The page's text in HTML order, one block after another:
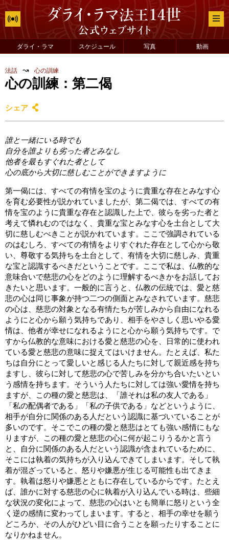
ダライ・ラマ スケジュール 写真 動画
法話 ↝ 心の訓練
心の訓練：第二偈
シェア
誰と一緒にいる時でも
自分を誰よりも劣った者とみなし
他者を最もすぐれた者として
心の底から大切に慈しむことができますように
第一偈には、すべての有情を宝のように貴重な存在とみなす心
を育む必要性が説かれていましたが、第二偈では、すべての有
情を宝のように貴重な存在と認識した上で、彼らを劣った者と
考えて憐れむのではなく、貴重な宝とみなす心を土台として大
切に慈しむべきことが説かれています。ここで強調されている
のはむしろ、すべての有情をよりすぐれた存在として心から敬
い、尊敬する気持ちを土台として、有情を大切に慈しみ、貴重
な宝と認識するべきだということです。ここで私は、仏教的な
意味合いで慈悲の心をどのように理解するべきかをお話してお
きたいと思います。一般的に言うと、仏教の伝統では、愛と慈
悲の心は同じ事象が持つ二つの側面とみなされています。慈悲
の心は、慈悲の対象となる有情たちが苦しみから自由になれる
ようにと心から願う気持ちであり、相手をやさしく思いやる愛
情は、他者が幸せになれるようにと心から願う気持ちです。で
すから仏教的な意味における愛と慈悲の心を、日常的に使われ
ている愛と慈悲の意味に捉えてはいけません。たとえば、私た
ちは自分にとって愛しいと感じる人たちに対して親近感を持ち
ますし、彼らに対して慈悲の心で苦しみを分かち合いたいとい
う感情を持ちます。そういう人たちに対しては強い愛情を持ち
ますが、この種の愛と慈悲は、「誰それは私の友人である」
「私の配偶者である」「私の子供である」などというように、
相手が自分に関係のある人だという認識に基づいていることが
多いのです。そこでこの種の愛と慈悲はとても強い感情にもな
りますが、この種の愛と慈悲の心に何が起こりうるかと言う
と、自分に関係のある人だという認識が含まれているために、
そこには執着の気持ちが入り込んできてしまいます。そして執
着が混ざっていると、怒りや嫌悪が生じる可能性も出てきま
す。執着は怒りや嫌悪とともに存在しているからです。たとえ
ば、誰かに対する慈悲の心に執着が入り込んでいる時は、些細
な状況の変化によって、慈悲の心はいとも簡単に怒りという全
く逆の感情に変わってしまいます。すると、相手の幸せを願う
どころか、その人がひどい目に合うことを願ったりすることに
なりかねません。